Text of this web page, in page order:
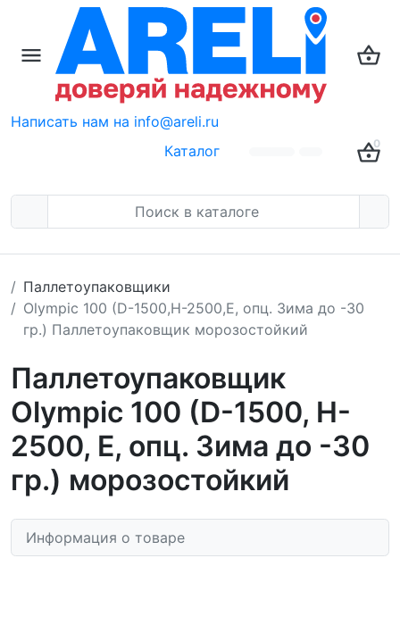
Написать нам на info@areli.ru
Каталог
0
Паллетоупаковщики
Olympic 100 (D-1500,H-2500,E, опц. Зима до -30
гр.) Паллетоупаковщик морозостойкий
Паллетоупаковщик
Olympic 100 (D-1500, H-
2500, E, опц. Зима до -30
гр.) морозостойкий
Информация о товаре